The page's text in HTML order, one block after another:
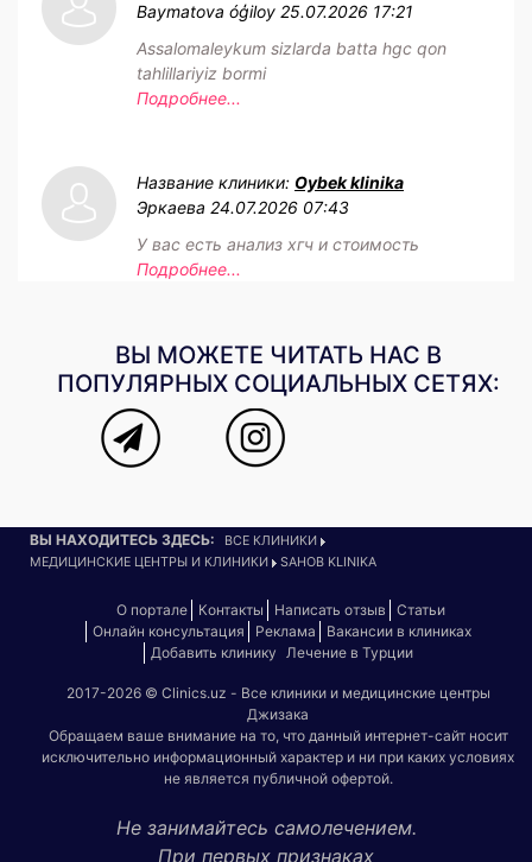
Baymatova óģiloy 25.07.2026 17:21
Assalomaleykum sizlarda batta hgc qon
tahlillariyiz bormi
Подробнее...
Название клиники: Oybek klinika
Эркаева 24.07.2026 07:43
У вас есть анализ хгч и стоимость
Подробнее...
ВЫ МОЖЕТЕ ЧИТАТЬ НАС В
ПОПУЛЯРНЫХ СОЦИАЛЬНЫХ СЕТЯХ:
ВЫ НАХОДИТЕСЬ ЗДЕСЬ:
ВСЕ КЛИНИКИ
МЕДИЦИНСКИЕ ЦЕНТРЫ И КЛИНИКИ
SAHOB KLINIKA
О портале Контакты Написать отзыв
Статьи
Онлайн консультация
Реклама
Вакансии в клиниках
Добавить клинику Лечение в Турции
2017-2026 © Clinics.uz - Все клиники и медицинские центры
Джизака
Обращаем ваше внимание на то, что данный интернет-сайт носит
исключительно информационный характер и ни при каких условиях
не является публичной офертой.
Не занимайтесь самолечением.
При первых признаках